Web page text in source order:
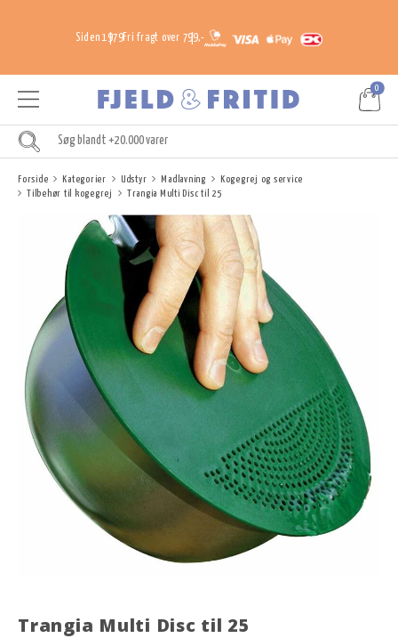
Siden 1979Fri fragt over 799,-
0
Forside Kategorier Udstyr Madlavning
Kogegrej og service
Tilbehør til kogegrej
Trangia Multi Disc til 25
Trangia Multi Disc til 25